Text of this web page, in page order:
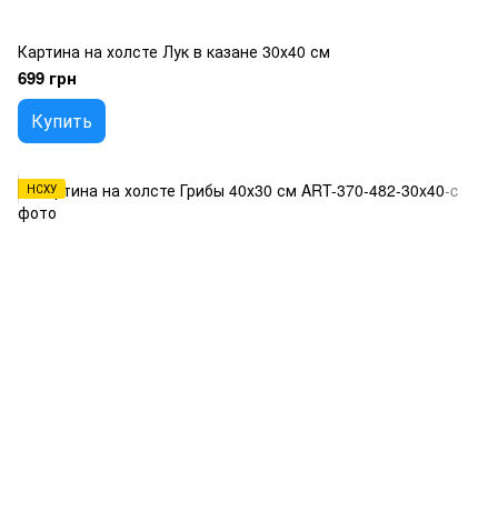
Картина на холсте Лук в казане 30х40 см
699 грн
Купить
НСХУ